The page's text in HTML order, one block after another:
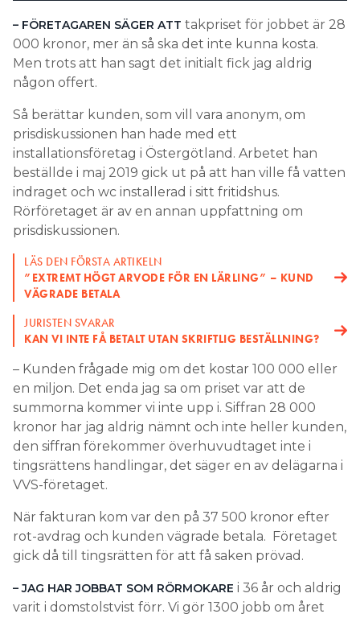
SEARCH
– FÖRETAGAREN SÄGER ATT takpriset för jobbet är 28
000 kronor, mer än så ska det inte kunna kosta.
Men trots att han sagt det initialt fick jag aldrig
någon offert.
Så berättar kunden, som vill vara anonym, om
prisdiskussionen han hade med ett
installationsföretag i Östergötland. Arbetet han
beställde i maj 2019 gick ut på att han ville få vatten
indraget och wc installerad i sitt fritidshus.
Rörföretaget är av en annan uppfattning om
prisdiskussionen.
LÄS DEN FÖRSTA ARTIKELN
”EXTREMT HÖGT ARVODE FÖR EN LÄRLING” – KUND
VÄGRADE BETALA
JURISTEN SVARAR
KAN VI INTE FÅ BETALT UTAN SKRIFTLIG BESTÄLLNING?
– Kunden frågade mig om det kostar 100 000 eller
en miljon. Det enda jag sa om priset var att de
summorna kommer vi inte upp i. Siffran 28 000
kronor har jag aldrig nämnt och inte heller kunden,
den siffran förekommer överhuvudtaget inte i
tingsrättens handlingar, det säger en av delägarna i
VVS-företaget.
När fakturan kom var den på 37 500 kronor efter
rot-avdrag och kunden vägrade betala. Företaget
gick då till tingsrätten för att få saken prövad.
– JAG HAR JOBBAT SOM RÖRMOKARE i 36 år och aldrig
varit i domstolstvist förr. Vi gör 1300 jobb om året